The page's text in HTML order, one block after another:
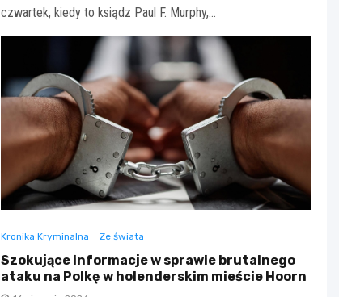
czwartek, kiedy to ksiądz Paul F. Murphy,…
Kronika Kryminalna Ze świata
Szokujące informacje w sprawie brutalnego
ataku na Polkę w holenderskim mieście Hoorn